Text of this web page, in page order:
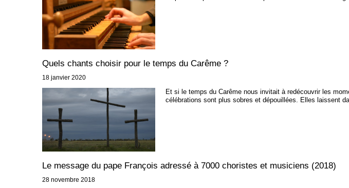
Quels chants choisir pour le temps du Carême ?
18 janvier 2020
Et si le temps du Carême nous invitait à redécouvrir les
célébrations sont plus sobres et dépouillées. Elles laissent
Le message du pape François adressé à 7000 choristes et musiciens (2018)
28 novembre 2018